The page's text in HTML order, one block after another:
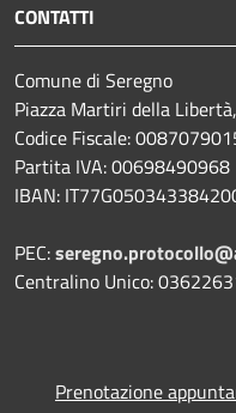
CONTATTI
Comune di Seregno
Piazza Martiri della
Codice Fiscale:
Partita IVA: 00698490968
IBAN:
PEC:
Centralino Unico:
Prenotazione